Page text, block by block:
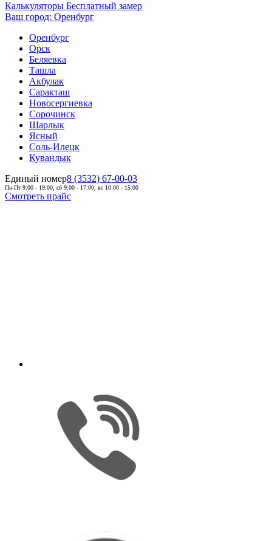
Калькуляторы Бесплатный замер
Ваш город: Оренбург
Оренбург
Орск
Беляевка
Ташла
Акбулак
Саракташ
Новосергиевка
Сорочинск
Шарлык
Ясный
Соль-Илецк
Кувандык
Единый номер8 (3532) 67-00-03
Пн-Пт 9:00 - 19:00, сб 9:00 - 17:00, вс 10:00 - 15:00
Смотреть прайс